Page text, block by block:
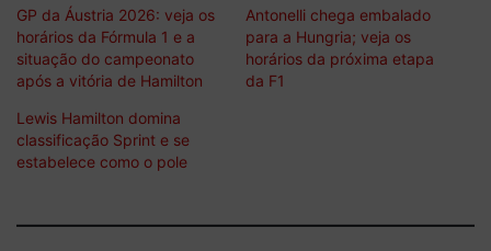
GP da Áustria 2026: veja os
horários da Fórmula 1 e a
situação do campeonato
após a vitória de Hamilton
Antonelli chega embalado
para a Hungria; veja os
horários da próxima etapa
da F1
Lewis Hamilton domina
classificação Sprint e se
estabelece como o pole